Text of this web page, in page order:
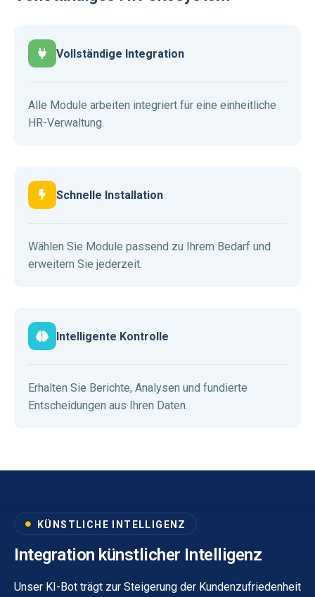
Vollständige Integration
Alle Module arbeiten integriert für eine einheitliche
HR-Verwaltung.
Schnelle Installation
Wählen Sie Module passend zu Ihrem Bedarf und
erweitern Sie jederzeit.
Intelligente Kontrolle
Erhalten Sie Berichte, Analysen und fundierte
Entscheidungen aus Ihren Daten.
KÜNSTLICHE INTELLIGENZ
Integration künstlicher Intelligenz
Unser KI-Bot trägt zur Steigerung der Kundenzufriedenheit